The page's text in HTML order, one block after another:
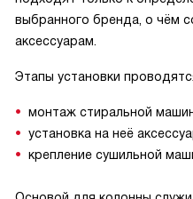
выбранного бренда, о чём
аксессуарам.
Этапы установки
монтаж стиральной
установка на неё
крепление сушильной